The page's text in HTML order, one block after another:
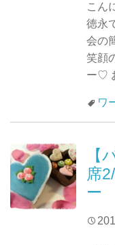
こん
徳永
会の
笑顔
ー♡
ワ
【
席
ー